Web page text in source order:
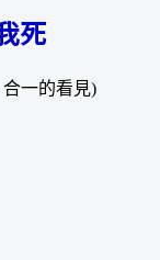
死
一的看見)